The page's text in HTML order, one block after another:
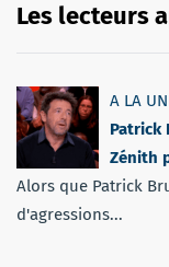
Les lecteurs
A LA
Patrick
Zénith
Alors que Patrick
d'agressions...